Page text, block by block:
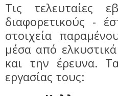
Τις τελευταίες
διαφορετικούς -
στοιχεία
μέσα από
και την έρευνα.
εργασίας τους: